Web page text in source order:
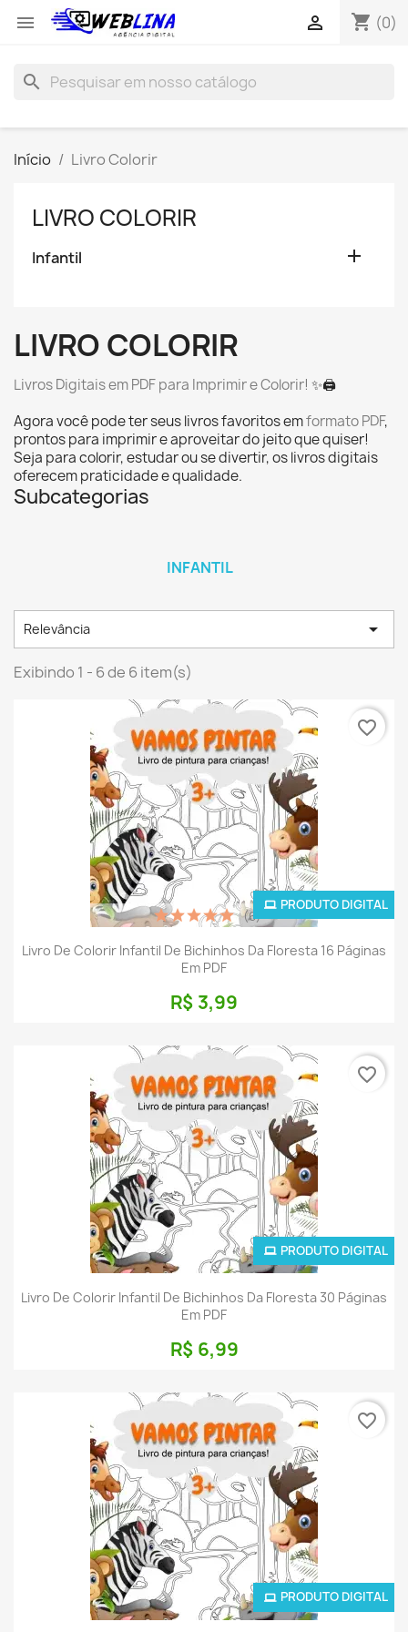
 shopping_cart (0)

search
Início Livro Colorir
LIVRO COLORIR
Infantil 
LIVRO COLORIR
Livros Digitais em PDF para Imprimir e Colorir! ✨🖨️
Agora você pode ter seus livros favoritos emformato PDF,
prontos para imprimir e aproveitar do jeito que quiser!
Seja para colorir, estudar ou se divertir, os livros digitais
oferecem praticidade e qualidade.
Subcategorias
INFANTIL
Relevância 
Exibindo 1 - 6 de 6 item(s)
Livro De Colorir Infantil De Bichinhos Da Floresta 16 Páginas
Em PDF
R$ 3,99
(6)
PRODUTO DIGITAL
favorite_border
Livro De Colorir Infantil De Bichinhos Da Floresta 30 Páginas
Em PDF
R$ 6,99
PRODUTO DIGITAL
favorite_border
PRODUTO DIGITAL
favorite_border